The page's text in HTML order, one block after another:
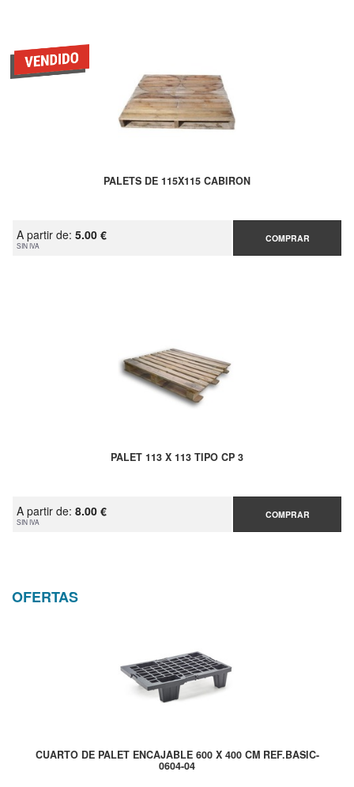
PALETS DE 115X115 CABIRON
A partir de: 5.00 €
SIN IVA
COMPRAR
PALET 113 X 113 TIPO CP 3
A partir de: 8.00 €
SIN IVA
COMPRAR
OFERTAS
CUARTO DE PALET ENCAJABLE 600 X 400 CM REF.BASIC-
0604-04